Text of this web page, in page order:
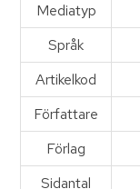
Mediatyp
Språk
Artikelkod
Författare
Förlag
Sidantal